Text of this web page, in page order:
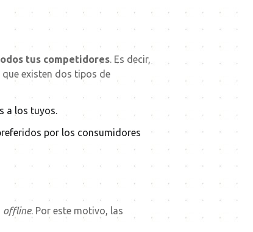
tus competidores. Es decir,
existen dos tipos de
a los tuyos.
por los consumidores
offline. Por este motivo, las